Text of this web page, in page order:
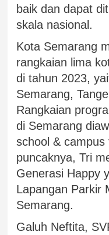
baik dan dapat
skala nasional.
Kota Semarang
rangkaian lima
di tahun 2023,
Semarang,
Rangkaian
di Semarang
school &
puncaknya, Tri
Generasi Happy
Lapangan Parkir
Semarang.
Galuh Neftita,